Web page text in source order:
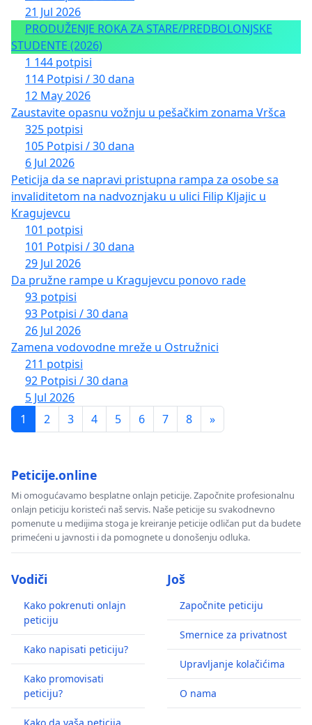
21 Jul 2026
PRODUŽENJE ROKA ZA STARE/PREDBOLONJSKE
STUDENTE (2026)
1 144 potpisi
114 Potpisi / 30 dana
12 May 2026
Zaustavite opasnu vožnju u pešačkim zonama Vršca
325 potpisi
105 Potpisi / 30 dana
6 Jul 2026
Peticija da se napravi pristupna rampa za osobe sa
invaliditetom na nadvoznjaku u ulici Filip Kljajic u
Kragujevcu
101 potpisi
101 Potpisi / 30 dana
29 Jul 2026
Da pružne rampe u Kragujevcu ponovo rade
93 potpisi
93 Potpisi / 30 dana
26 Jul 2026
Zamena vodovodne mreže u Ostružnici
211 potpisi
92 Potpisi / 30 dana
5 Jul 2026
1
2 3 4 5 6 7 8 »
Peticije.online
Mi omogućavamo besplatne onlajn peticije. Započnite profesionalnu
onlajn peticiju koristeći naš servis. Naše peticije su svakodnevno
pomenute u medijima stoga je kreiranje peticije odličan put da budete
primećeni u javnosti i da pomognete u donošenju odluka.
Vodiči
Kako pokrenuti onlajn
peticiju
Kako napisati peticiju?
Kako promovisati
peticiju?
Još
Započnite peticiju
Smernice za privatnost
Upravljanje kolačićima
O nama